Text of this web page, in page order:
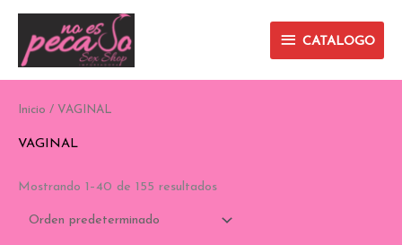
contenido
CATALOGO
Inicio / VAGINAL
VAGINAL
Mostrando 1–40 de 155 resultados